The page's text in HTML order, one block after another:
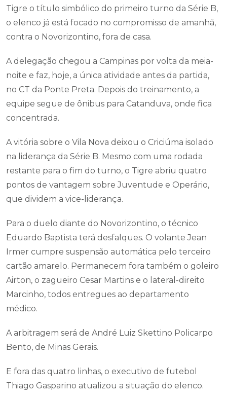
Tigre o título simbólico do primeiro turno da Série B,
o elenco já está focado no compromisso de amanhã,
contra o Novorizontino, fora de casa.
A delegação chegou a Campinas por volta da meia-
noite e faz, hoje, a única atividade antes da partida,
no CT da Ponte Preta. Depois do treinamento, a
equipe segue de ônibus para Catanduva, onde fica
concentrada.
A vitória sobre o Vila Nova deixou o Criciúma isolado
na liderança da Série B. Mesmo com uma rodada
restante para o fim do turno, o Tigre abriu quatro
pontos de vantagem sobre Juventude e Operário,
que dividem a vice-liderança.
Para o duelo diante do Novorizontino, o técnico
Eduardo Baptista terá desfalques. O volante Jean
Irmer cumpre suspensão automática pelo terceiro
cartão amarelo. Permanecem fora também o goleiro
Airton, o zagueiro Cesar Martins e o lateral-direito
Marcinho, todos entregues ao departamento
médico.
A arbitragem será de André Luiz Skettino Policarpo
Bento, de Minas Gerais.
E fora das quatro linhas, o executivo de futebol
Thiago Gasparino atualizou a situação do elenco.